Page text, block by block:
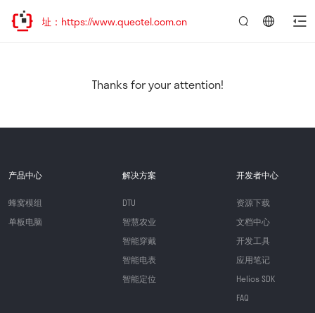
访问新址：https://www.quectel.com.cn
Thanks for your attention!
产品中心
蜂窝模组
单板电脑
解决方案
DTU
智慧农业
智能穿戴
智能电表
智能定位
开发者中心
资源下载
文档中心
开发工具
应用笔记
Helios SDK
FAQ